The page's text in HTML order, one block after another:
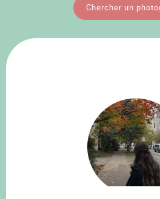
Chercher un